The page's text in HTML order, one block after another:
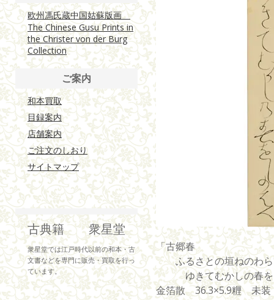
「古郷春
ふるさとの垣ねのわら
ゆきてむかしの春を
金箔散 36.3×5.9糎 未
欧州馮氏蔵中国姑蘇版画
The Chinese Gusu Prints in
the Christer von der Burg
Collection
ご案内
和本買取
目録案内
店舗案内
ご注文のしおり
サイトマップ
古典籍 衆星堂
衆星堂では江戸時代以前の和本・古
文書などを専門に販売・買取を行っ
ています。